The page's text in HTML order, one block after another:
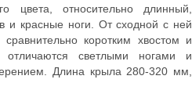
цвета, относительно длинный,
и красные ноги. От сходной с ней
сравнительно коротким хвостом и
светлыми ногами и
Длина крыла 280-320 мм,